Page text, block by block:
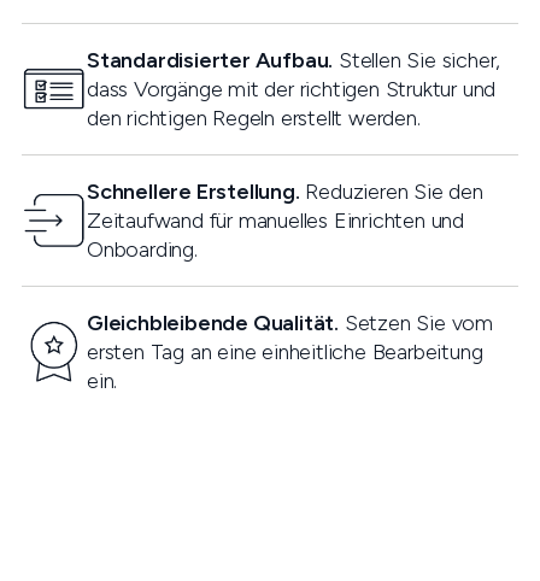
Standardisierter Aufbau. Stellen Sie sicher,
dass Vorgänge mit der richtigen Struktur und
den richtigen Regeln erstellt werden.
Schnellere Erstellung. Reduzieren Sie den
Zeitaufwand für manuelles Einrichten und
Onboarding.
Gleichbleibende Qualität. Setzen Sie vom
ersten Tag an eine einheitliche Bearbeitung
ein.